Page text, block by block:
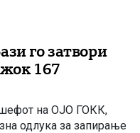
го затвори
167
на ОЈО ГОКК,
одлука за запирање